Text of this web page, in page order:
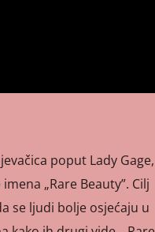
poput Lady Gage,
„Rare Beauty”. Cilj
se ljudi bolje osjećaju u